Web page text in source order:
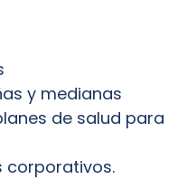
y medianas
de salud para
corporativos.